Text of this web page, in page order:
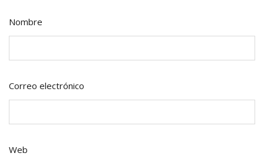
Nombre
Correo electrónico
Web